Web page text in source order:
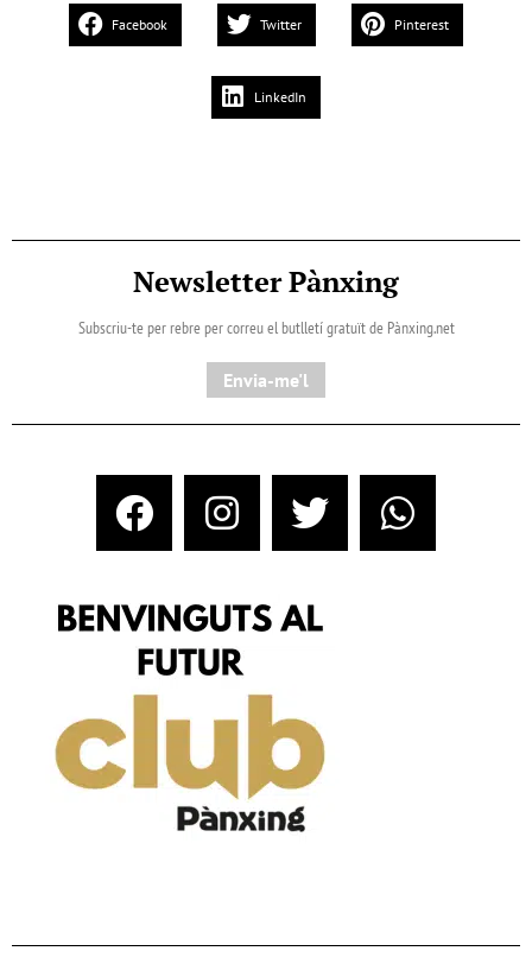
Facebook Twitter Pinterest
LinkedIn
Newsletter Pànxing
Subscriu-te per rebre per correu el butlletí gratuït de Pànxing.net​
Envia-me'l